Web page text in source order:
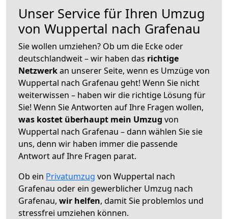
Unser Service für Ihren Umzug
von Wuppertal nach Grafenau
Sie wollen umziehen? Ob um die Ecke oder
deutschlandweit – wir haben das richtige
Netzwerkan unserer Seite, wenn es Umzüge von
Wuppertal nach Grafenau geht! Wenn Sie nicht
weiterwissen – haben wir die richtige Lösung für
Sie! Wenn Sie Antworten auf Ihre Fragen wollen,
was kostet überhaupt mein Umzug von
Wuppertal nach Grafenau – dann wählen Sie sie
uns, denn wir haben immer die passende
Antwort auf Ihre Fragen parat.
Ob ein Privatumzug von Wuppertal nach
Grafenau oder ein gewerblicher Umzug nach
Grafenau, wir helfen, damit Sie problemlos und
stressfrei umziehen können.